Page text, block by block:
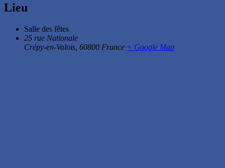
Lieu
Salle des fêtes
25 rue Nationale
Crépy-en-Valois 60800 France + Google Map